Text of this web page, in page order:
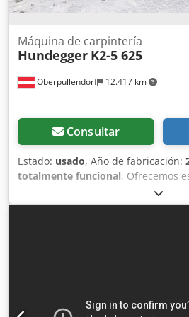
Oberpullendorf 12.417 km
Máquina de carpintería
Hundegger K2-5 625
Consultar
Estado: usado, Año de fabricación:
totalmente funcional, Ofrecemos
Hundegger K2-5 de 62,5 mm, lista
fabricada en 2002. La máquina fue
nueva ubicación por la empresa
la K2, incluidos los soportes de